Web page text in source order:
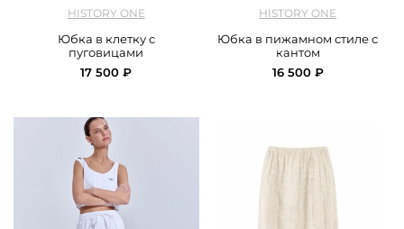
HISTORY ONE
Юбка в клетку с
пуговицами
17 500 ₽
HISTORY ONE
Юбка в пижамном стиле с
кантом
16 500 ₽